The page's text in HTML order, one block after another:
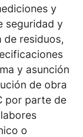
y
seguridad y
de residuos,
y asunción
de obra
por parte de
o